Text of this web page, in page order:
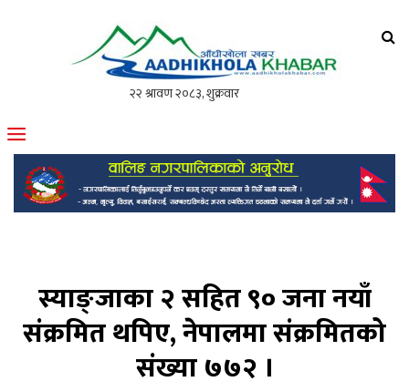
मोफसलकै लोकप्रिय अनलाइन पत्रिका
स्याङ्जाका २ सहित ९० जना नयाँ
संक्रमित थपिए, नेपालमा संक्रमितको
संख्या ७७२ ।